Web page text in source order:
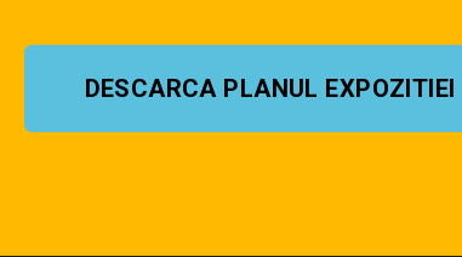
DESCARCA PLANUL EXPOZITIEI